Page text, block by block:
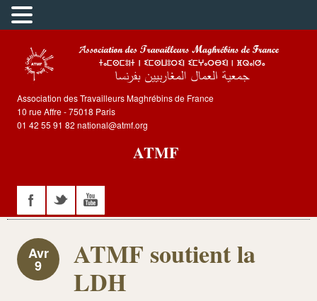
Association des Travailleurs Maghrébins de France
10 rue Affre - 75018 Paris
01 42 55 91 82 national@atmf.org
ATMF
Avr
9
ATMF soutient la
LDH